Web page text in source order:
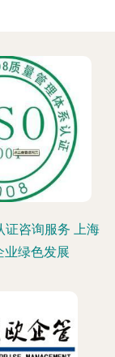
证咨询服务 上海
业绿色发展